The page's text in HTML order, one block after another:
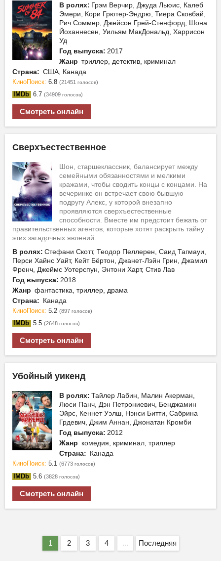
В ролях: Грэм Верчир, Джуда Льюис, Калеб
Эмери, Кори Грютер-Эндрю, Тиера Сковбай,
Рич Соммер, Джейсон Грей-Стенфорд, Шона
Йоханнесен, Уильям МакДональд, Харрисон
Уд
Год выпуска: 2017
Жанр триллер, детектив, криминал
Страна: США, Канада
КиноПоиск: 6.8 (21451 голосов)
IMDb 6.7 (34909 голосов)
Смотреть онлайн
Сверхъестественное
Шон, старшеклассник, балансирует между
семейными обязанностями и мелкими
кражами, чтобы сводить концы с концами. На
вечеринке он встречает свою бывшую
подругу Алекс, у которой внезапно
проявляются сверхъестественные
способности. Вместе им предстоит бежать от
правительственных агентов, которые хотят раскрыть тайну
этих загадочных явлений.
В ролях: Стефани Скотт, Теодор Пеллерен, Саид Тагмауи,
Перси Хайнс Уайт, Кейт Бёртон, Джанет-Лэйн Грин, Джамил
Френч, Джеймс Уотерспун, Энтони Харт, Стив Лав
Год выпуска: 2018
Жанр фантастика, триллер, драма
Страна: Канада
КиноПоиск: 5.2 (897 голосов)
IMDb 5.5 (2648 голосов)
Смотреть онлайн
Убойный уикенд
В ролях: Тайлер Лабин, Малин Акерман,
Люси Панч, Дэн Петрониевич, Бенджамин
Эйрс, Кеннет Уэлш, Нэнси Битти, Сабрина
Грдевич, Джим Аннан, Джонатан Кромби
Год выпуска: 2012
Жанр комедия, криминал, триллер
Страна: Канада
КиноПоиск: 5.1 (6773 голосов)
IMDb 5.6 (3828 голосов)
Смотреть онлайн
1 2 3 4 ... Последняя